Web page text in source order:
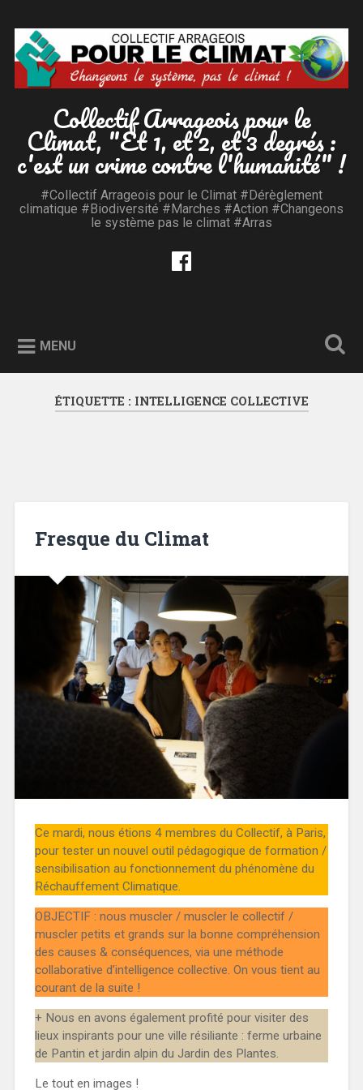
contenu
principal
Recherche
Collectif Arrageois pour le
Climat, "Et 1, et 2, et 3 degrés :
c'est un crime contre l'humanité" !
#Collectif Arrageois pour le Climat #Dérèglement
climatique #Biodiversité #Marches #Action #Changeons
le système pas le climat #Arras
MENU
ÉTIQUETTE : INTELLIGENCE COLLECTIVE
Fresque du Climat
Ce mardi, nous étions 4 membres du Collectif, à Paris,
pour tester un nouvel outil pédagogique de formation /
sensibilisation au fonctionnement du phénomène du
Réchauffement Climatique.
OBJECTIF : nous muscler / muscler le collectif /
muscler petits et grands sur la bonne compréhension
des causes & conséquences, via une méthode
collaborative d’intelligence collective. On vous tient au
courant de la suite !
+ Nous en avons également profité pour visiter des
lieux inspirants pour une ville résiliante : ferme urbaine
de Pantin et jardin alpin du Jardin des Plantes.
Le tout en images !